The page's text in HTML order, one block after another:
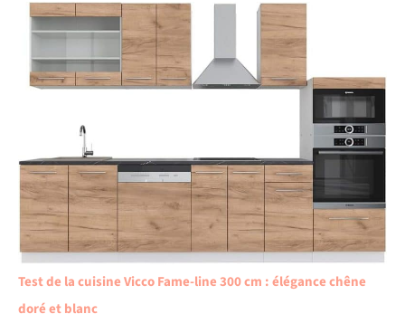
Test de la cuisine Vicco Fame-line 300 cm : élégance chêne
doré et blanc